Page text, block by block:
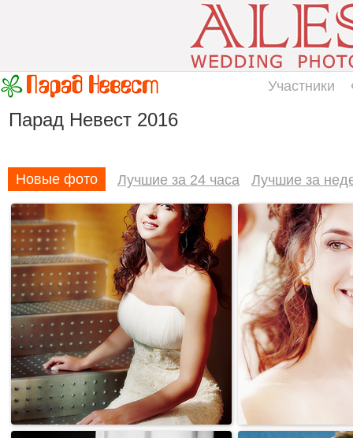
Участники
Парад Невест 2016
Новые фото Лучшие за 24 часа Лучшие за